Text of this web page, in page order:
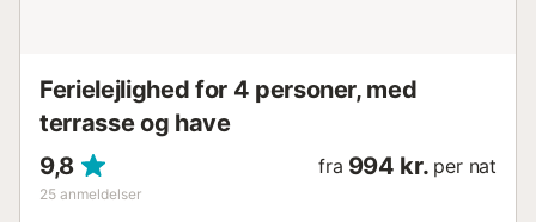
Ferielejlighed for 4 personer, med
terrasse og have
9,8
25 anmeldelser
fra 994 kr. per nat